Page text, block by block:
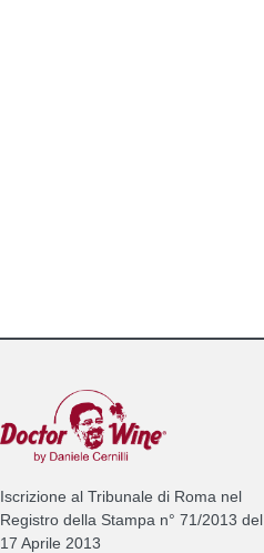
Iscrizione al Tribunale di Roma nel
Registro della Stampa n° 71/2013 del
17 Aprile 2013